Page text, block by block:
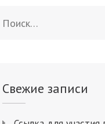
Свежие записи